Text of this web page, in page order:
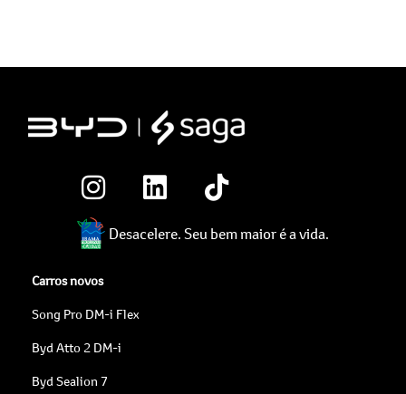
Desacelere. Seu bem maior é a vida.
Carros novos
Song Pro DM-i Flex
Byd Atto 2 DM-i
Byd Sealion 7